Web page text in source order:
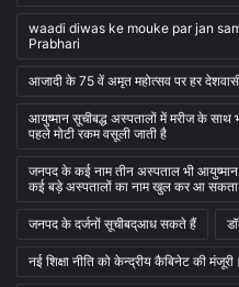
waadi diwas ke mouke par jan
Prabhari
आजादी के 75 वें अमृत महोत्सव पर हर
आयुष्मान सूचीबद्ध अस्पतालों में मरीज के साथ
पहले मोटी रकम वसूली जाती है
जनपद के कई नाम तीन अस्पताल भी आयुष्मान
कई बड़े अस्पतालों का नाम खुल कर आ
जनपद के दर्जनों सूचीबद्आध सकते हैं
नई शिक्षा नीति को केन्द्रीय कैबिनेट की मंजूरी।